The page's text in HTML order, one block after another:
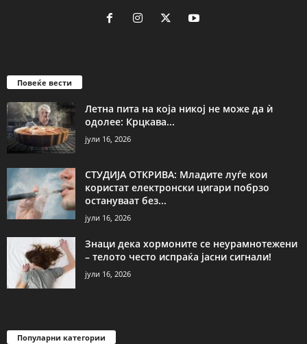
Повеќе вести
Летна пита на која никој не може да ѝ
одолее: Крцкава...
јули 16, 2026
СТУДИЈА ОТКРИВА: Младите луѓе кои
користат електронски цигари побрзо
остануваат без...
јули 16, 2026
Знаци дека хормоните се неурамнотежени
– телото често испраќа јасни сигнали!
јули 16, 2026
Популарни категории